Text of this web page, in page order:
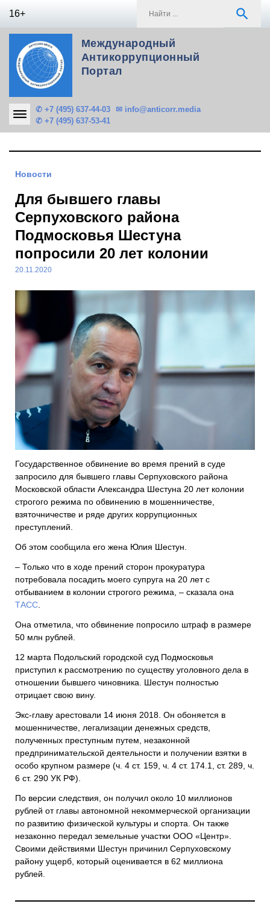
16+ search
Международный
Антикоррупционный
Портал
✆ +7 (495) 637-44-03
✆ +7 (495) 637-53-41
✉ info@anticorr.media
Новости
Для бывшего главы
Серпуховского района
Подмосковья Шестуна
попросили 20 лет колонии
20.11.2020
Государственное обвинение во время прений в суде
запросило для бывшего главы Серпуховского района
Московской области Александра Шестуна 20 лет колонии
строгого режима по обвинению в мошенничестве,
взяточничестве и ряде других коррупционных
преступлений.
Об этом сообщила его жена Юлия Шестун.
– Только что в ходе прений сторон прокуратура
потребовала посадить моего супруга на 20 лет с
отбыванием в колонии строгого режима, – сказала она
ТАСС
Она отметила, что обвинение попросило штраф в размере
50 млн рублей.
12 марта Подольский городской суд Подмосковья
приступил к рассмотрению по существу уголовного дела в
отношении бывшего чиновника. Шестун полностью
отрицает свою вину.
Экс-главу арестовали 14 июня 2018. Он обоняется в
мошенничестве, легализации денежных средств,
полученных преступным путем, незаконной
предпринимательской деятельности и получении взятки в
особо крупном размере (ч. 4 ст. 159, ч. 4 ст. 174.1, ст. 289, ч.
6 ст. 290 УК РФ).
По версии следствия, он получил около 10 миллионов
рублей от главы автономной некоммерческой организации
по развитию физической культуры и спорта. Он также
незаконно передал земельные участки ООО «Центр».
Своими действиями Шестун причинил Серпуховскому
району ущерб, который оценивается в 62 миллиона
рублей.